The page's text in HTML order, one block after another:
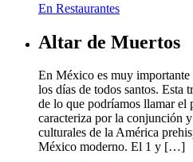
En Restaurantes
Altar de Muertos
En México es muy
los días de todos santos. Esta
de lo que podríamos llamar el
caracteriza por la conjunción
culturales de la América
México moderno. El 1 y […]